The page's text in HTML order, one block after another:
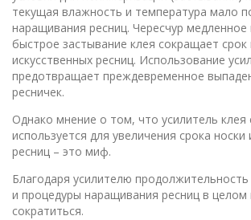
текущая влажность и температура мало
наращивания ресниц. Чересчур медленное
быстрое застывание клея сокращает срок
искусственных ресниц. Использование
предотвращает преждевременное
ресничек.
Однако мнение о том, что усилитель клея
используется для увеличения срока носки
ресниц – это миф.
Благодаря усилителю продолжительность
и процедуры наращивания ресниц в целом
сократиться.